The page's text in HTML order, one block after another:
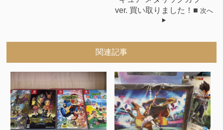
ver. 買い取りました！■ 次へ
関連記事